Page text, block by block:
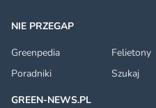
NIE PRZEGAP
Greenpedia
Felietony
Poradniki
Szukaj
GREEN-NEWS.PL